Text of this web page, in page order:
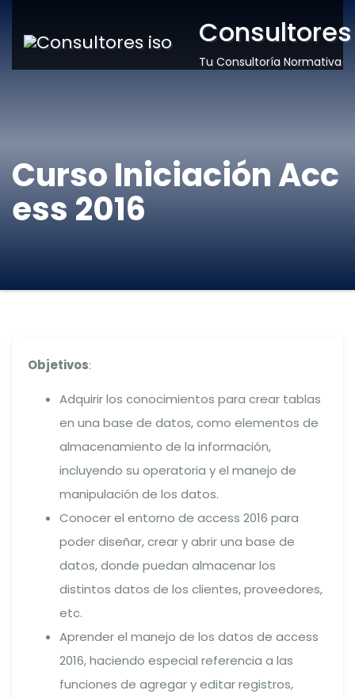
Consultores
Tu Consultoría Normativa
Curso Iniciación Acc
ess 2016
Objetivos:
Adquirir los conocimientos para crear tablas
en una base de datos, como elementos de
almacenamiento de la información,
incluyendo su operatoria y el manejo de
manipulación de los datos.
Conocer el entorno de access 2016 para
poder diseñar, crear y abrir una base de
datos, donde puedan almacenar los
distintos datos de los clientes, proveedores,
etc.
Aprender el manejo de los datos de access
2016, haciendo especial referencia a las
funciones de agregar y editar registros,